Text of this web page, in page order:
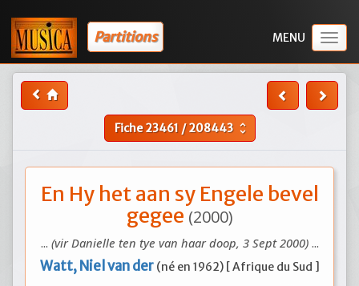
Partitions
Fiche23461/208443 unfold_more
En Hy het aan sy Engele bevel
gegee (2000)
... (vir Danielle ten tye van haar doop, 3 Sept 2000)...
Watt, Niel van der (né en 1962) [ Afrique du Sud ]